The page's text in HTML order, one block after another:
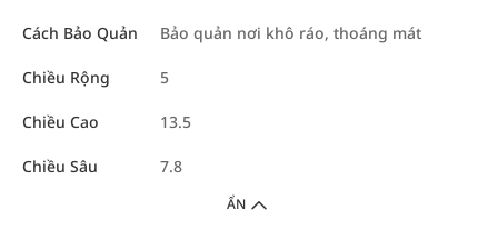
Cách Bảo Quản Bảo quản nơi khô ráo, thoáng mát
Chiều Rộng 5
Chiều Cao 13.5
Chiều Sâu 7.8
ẨN